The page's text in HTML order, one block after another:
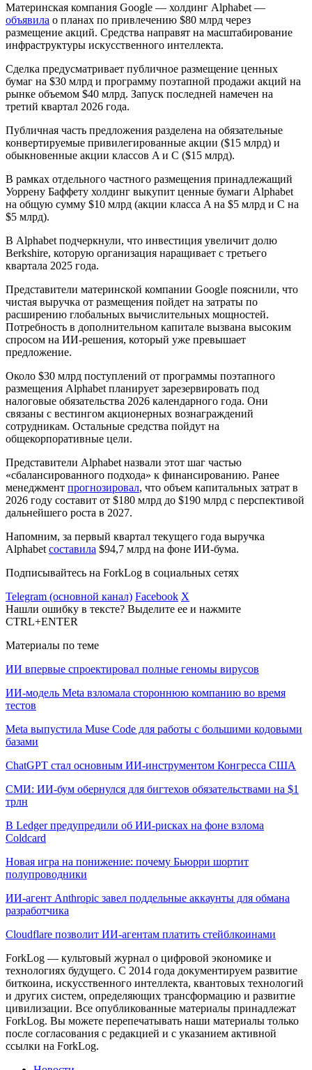
Материнская компания Google — холдинг Alphabet —
объявила о планах по привлечению $80 млрд через
размещение акций. Средства направят на масштабирование
инфраструктуры искусственного интеллекта.
Сделка предусматривает публичное размещение ценных
бумаг на $30 млрд и программу поэтапной продажи акций на
рынке объемом $40 млрд. Запуск последней намечен на
третий квартал 2026 года.
Публичная часть предложения разделена на обязательные
конвертируемые привилегированные акции ($15 млрд) и
обыкновенные акции классов A и C ($15 млрд).
В рамках отдельного частного размещения принадлежащий
Уоррену Баффету холдинг выкупит ценные бумаги Alphabet
на общую сумму $10 млрд (акции класса A на $5 млрд и C на
$5 млрд).
В Alphabet подчеркнули, что инвестиция увеличит долю
Berkshire, которую организация наращивает с третьего
квартала 2025 года.
Представители материнской компании Google пояснили, что
чистая выручка от размещения пойдет на затраты по
расширению глобальных вычислительных мощностей.
Потребность в дополнительном капитале вызвана высоким
спросом на ИИ-решения, который уже превышает
предложение.
Около $30 млрд поступлений от программы поэтапного
размещения Alphabet планирует зарезервировать под
налоговые обязательства 2026 календарного года. Они
связаны с вестингом акционерных вознаграждений
сотрудникам. Остальные средства пойдут на
общекорпоративные цели.
Представители Alphabet назвали этот шаг частью
«сбалансированного подхода» к финансированию. Ранее
менеджмент прогнозировал, что объем капитальных затрат в
2026 году составит от $180 млрд до $190 млрд с перспективой
дальнейшего роста в 2027.
Напомним, за первый квартал текущего года выручка
Alphabet составила $94,7 млрд на фоне ИИ-бума.
Подписывайтесь на ForkLog в социальных сетях
Telegram (основной канал) Facebook X
Нашли ошибку в тексте? Выделите ее и нажмите
CTRL+ENTER
Материалы по теме
ИИ впервые спроектировал полные геномы вирусов
ИИ-модель Meta взломала стороннюю компанию во время
тестов
Meta выпустила Muse Code для работы с большими кодовыми
базами
ChatGPT стал основным ИИ-инструментом Конгресса США
СМИ: ИИ-бум обернулся для бигтехов обязательствами на $1
трлн
В Ledger предупредили об ИИ-рисках на фоне взлома
Coldcard
Новая игра на понижение: почему Бьюрри шортит
полупроводники
ИИ-агент Anthropic завел поддельные аккаунты для обмана
разработчика
Cloudflare позволит ИИ-агентам платить стейблкоинами
ForkLog — культовый журнал о цифровой экономике и
технологиях будущего. С 2014 года документируем развитие
биткоина, искусственного интеллекта, квантовых технологий
и других систем, определяющих трансформацию и развитие
цивилизации. Все опубликованные материалы принадлежат
ForkLog. Вы можете перепечатывать наши материалы только
после согласования с редакцией и с указанием активной
ссылки на ForkLog.